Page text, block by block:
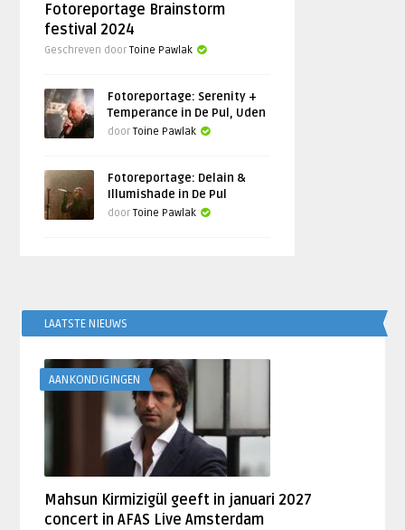
Fotoreportage Brainstorm
festival 2024
Geschreven doorToine Pawlak
Fotoreportage: Serenity +
Temperance in De Pul, Uden
doorToine Pawlak
Fotoreportage: Delain &
Illumishade in De Pul
doorToine Pawlak
LAATSTE NIEUWS
AANKONDIGINGEN
Mahsun Kirmizigül geeft in januari 2027
concert in AFAS Live Amsterdam